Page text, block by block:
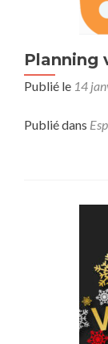
Planning
Publié le 14
Publié dans